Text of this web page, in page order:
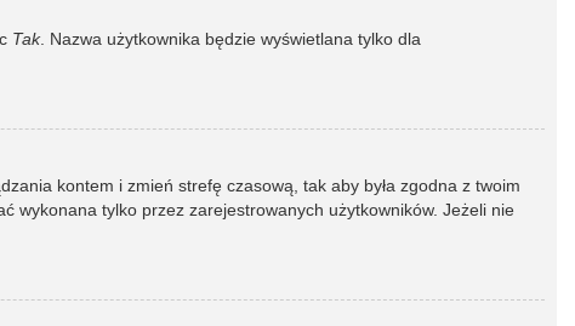
Tak. Nazwa użytkownika będzie wyświetlana tylko dla
kontem i zmień strefę czasową, tak aby była zgodna z twoim
wykonana tylko przez zarejestrowanych użytkowników. Jeżeli nie